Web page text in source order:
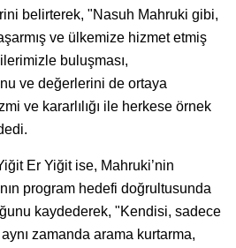
belirterek, "Nasuh Mahruki gibi,
ve ülkemize hizmet etmiş
buluşması,
ve değerlerini de ortaya
ve kararlılığı ile herkese örnek
Er Yiğit ise, Mahruki’nin
program hedefi doğrultusunda
kaydederek, "Kendisi, sadece
zamanda arama kurtarma,